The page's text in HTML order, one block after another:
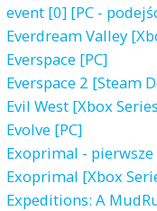
event [0] [PC -
Everdream Valley
Everspace [PC]
Everspace 2 [Steam
Evil West [Xbox
Evolve [PC]
Exoprimal -
Exoprimal [Xbox
Expeditions: A